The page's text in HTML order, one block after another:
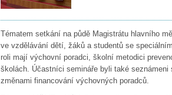
Tématem setkání na půdě Magistrátu hlavního
ve vzdělávání dětí, žáků a studentů se
roli mají výchovní poradci, školní metodici
školách. Účastníci semináře byli také
změnami financování výchovných poradců.